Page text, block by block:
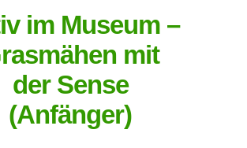
im Museum –
mit
der Sense
(Anfänger)